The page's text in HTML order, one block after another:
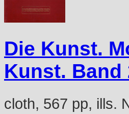
Die Kunst.
Kunst. Band
cloth, 567 pp, ills.